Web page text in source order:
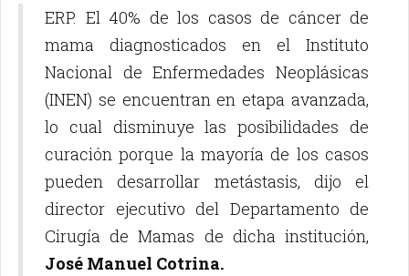
ERP. El 40% de los casos de cáncer de
mama diagnosticados en el Instituto
Nacional de Enfermedades Neoplásicas
(INEN) se encuentran en etapa avanzada,
lo cual disminuye las posibilidades de
curación porque la mayoría de los casos
pueden desarrollar metástasis, dijo el
director ejecutivo del Departamento de
Cirugía de Mamas de dicha institución,
José Manuel Cotrina.